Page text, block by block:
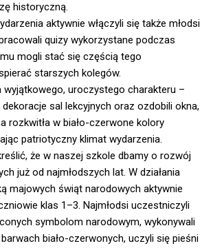
historyczną.
aktywnie włączyli się także młodsi
quizy wykorzystane podczas
mogli stać się częścią tego
starszych kolegów.
wyjątkowego, uroczystego charakteru –
sal lekcyjnych oraz ozdobili okna,
rozkwitła w biało-czerwone kolory
patriotyczny klimat wydarzenia.
że w naszej szkole dbamy o rozwój
już od najmłodszych lat. W działania
majowych świąt narodowych aktywnie
klas 1–3. Najmłodsi uczestniczyli
symbolom narodowym, wykonywali
biało-czerwonych, uczyli się pieśni